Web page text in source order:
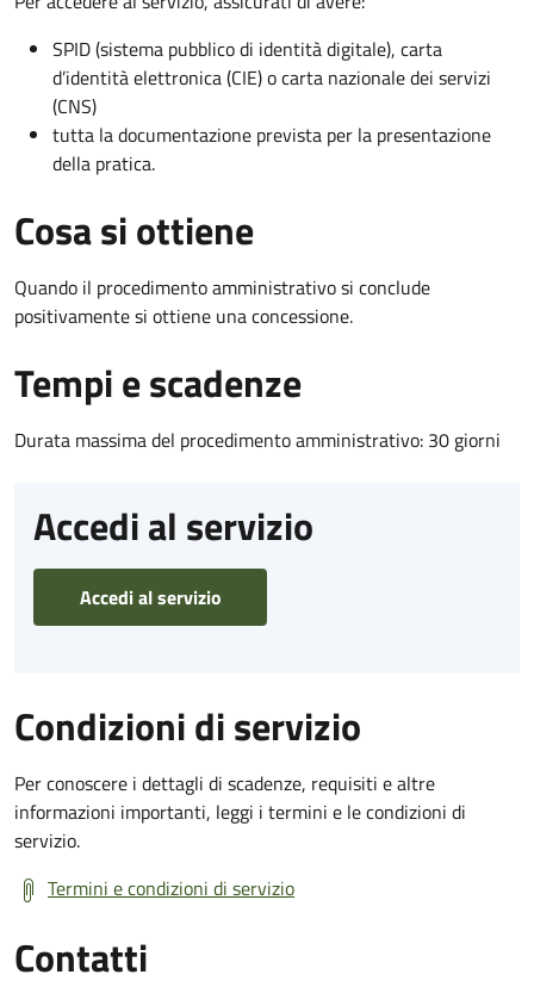
SPID (sistema pubblico di identità digitale), carta
d’identità elettronica (CIE) o carta nazionale dei servizi
(CNS)
tutta la documentazione prevista per la presentazione
della pratica.
Cosa si ottiene
Quando il procedimento amministrativo si conclude
positivamente si ottiene una concessione.
Tempi e scadenze
Durata massima del procedimento amministrativo: 30 giorni
Accedi al servizio
Accedi al servizio
Condizioni di servizio
Per conoscere i dettagli di scadenze, requisiti e altre
informazioni importanti, leggi i termini e le condizioni di
servizio.
Termini e condizioni di servizio
Contatti